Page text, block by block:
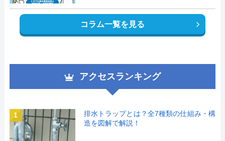
コラム一覧を見る
アクセスランキング
1
排水トラップとは？全7種類の仕組み・構
造を図解で解説！